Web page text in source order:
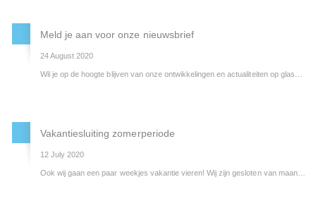
Meld je aan voor onze nieuwsbrief
24 August 2020
Vakantiesluiting zomerperiode
12 July 2020
Ook wij gaan een paar weekjes vakantie vieren! Wij zijn gesloten van maandag 27 juli t/m vrijdag 14 augustus (week 31 t/m week 33) met een uitzondering voor vestiging Heerenveen. Zij zijn gesloten van maandag 27 juli t/m vrijdag 7 augustus (week 31 en 32). Maandag 10 augustus zijn zij weer geopend.